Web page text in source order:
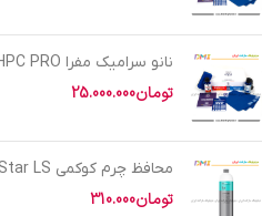
نانو سرامیک مفرا BLINDO PLUS + HPC PRO
تومان25.000.000
محافظ چرم کوکمی Kochchemie Leather Star LS
تومان310.000